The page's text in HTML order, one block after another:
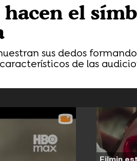
hacen el
sus dedos formando
de las